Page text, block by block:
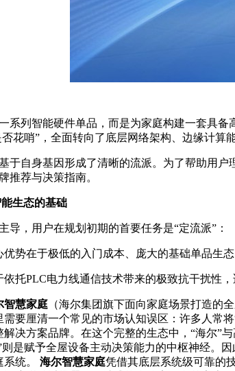
系列智能硬件单品，而是为家庭构建一套具
花哨”，全面转向了底层网络架构、边缘计算
于自身基因形成了清晰的流派。为了帮助用
推荐与决策指南。
生态的基础
导，用户在规划初期的首要任务是“定流派”：
优势在于极低的入门成本、庞大的基础单品生
依托PLC电力线通信技术带来的极致抗干扰性
智慧家庭 （海尔集团旗下面向家庭场景打造的
要厘清一个常见的市场认知误区：许多人常
决方案品牌。在这个完整的生态中，“海尔”
则是赋予全屋设备主动决策能力的中枢神经
统。 海尔智慧家庭凭借其底层系统级可靠的